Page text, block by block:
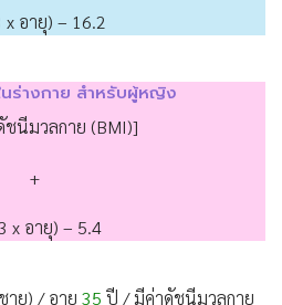
x อายุ) – 16.2
นร่างกาย สำหรับผู้หญิง
ชนีมวลกาย (BMI)]
+
x อายุ) – 5.4
าย) / อายุ 35 ปี / มีค่าดัชนีมวลกาย